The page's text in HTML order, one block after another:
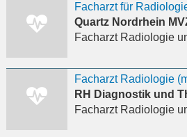
Facharzt für
Quartz Nordrhein
Facharzt Radiologie
Facharzt Radiologie
RH Diagnostik und
Facharzt Radiologie